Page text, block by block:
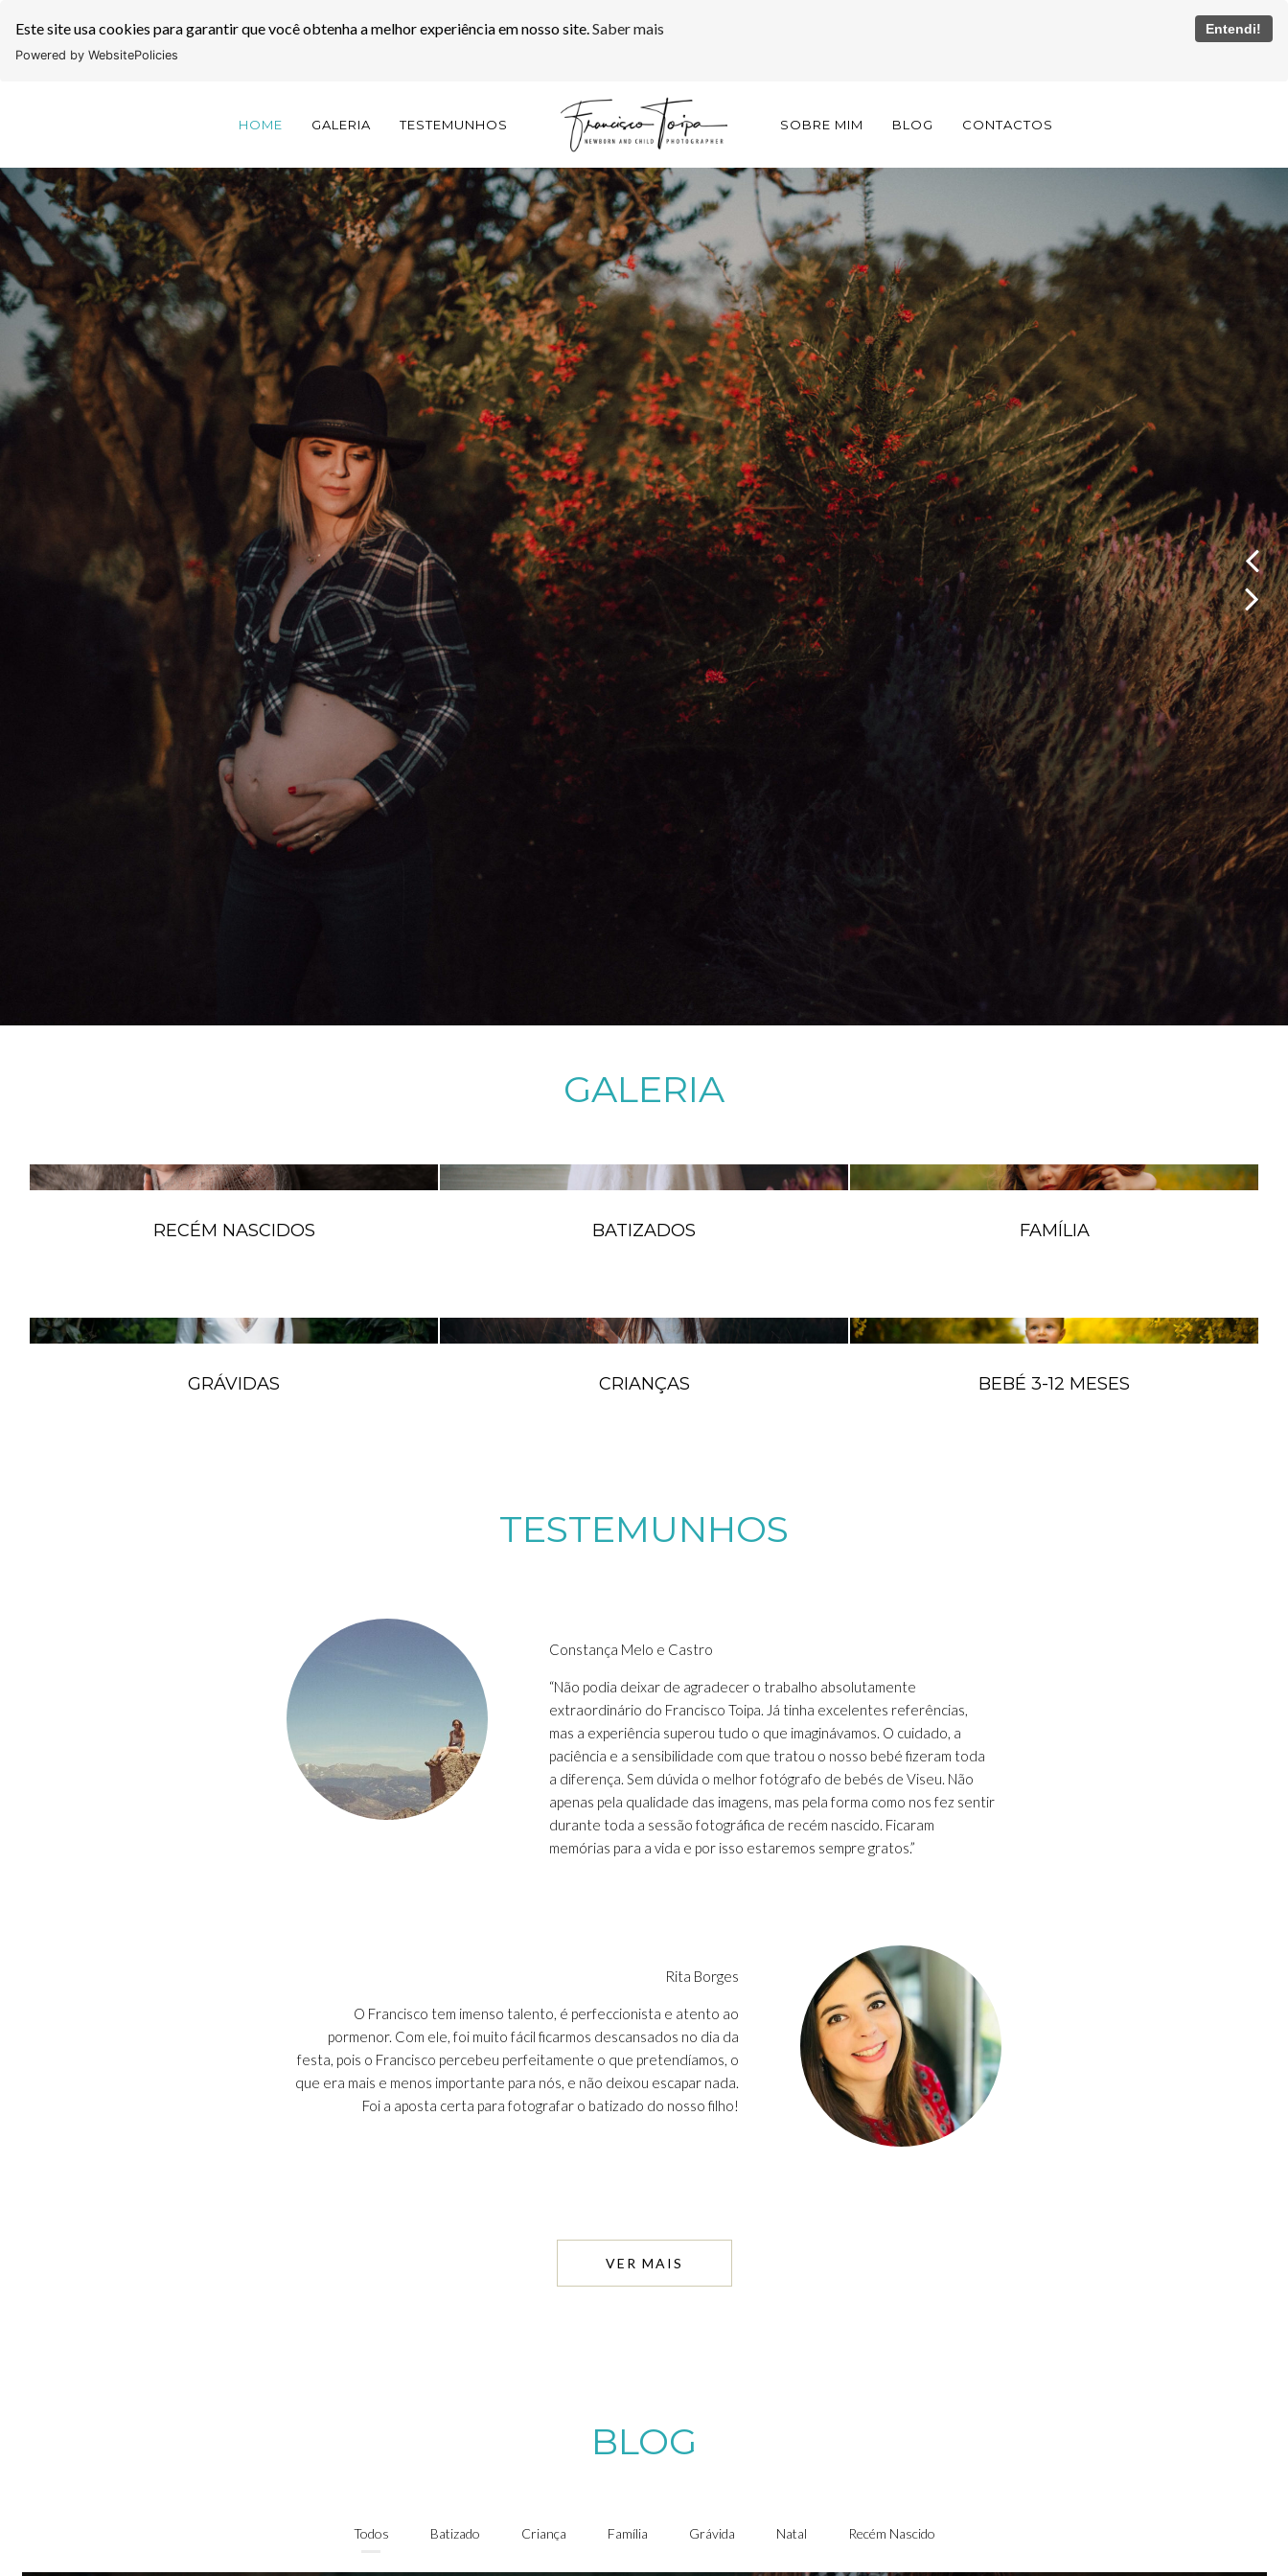
Este site usa cookies para garantir que você obtenha a melhor experiência em nosso site. Saber mais Entendi!
Powered by WebsitePolicies
HOME GALERIA TESTEMUNHOS SOBRE MIM BLOG CONTACTOS
GALERIA
RECÉM NASCIDOS BATIZADOS FAMÍLIA
GRÁVIDAS CRIANÇAS BEBÉ 3-12 MESES
TESTEMUNHOS
Constança Melo e Castro
“Não podia deixar de agradecer o trabalho absolutamente
extraordinário do Francisco Toipa. Já tinha excelentes referências,
mas a experiência superou tudo o que imaginávamos. O cuidado, a
paciência e a sensibilidade com que tratou o nosso bebé fizeram toda
a diferença. Sem dúvida o melhor fotógrafo de bebés de Viseu. Não
apenas pela qualidade das imagens, mas pela forma como nos fez sentir
durante toda a sessão fotográfica de recém nascido. Ficaram
memórias para a vida e por isso estaremos sempre gratos.”
Rita Borges
O Francisco tem imenso talento, é perfeccionista e atento ao
pormenor. Com ele, foi muito fácil ficarmos descansados no dia da
festa, pois o Francisco percebeu perfeitamente o que pretendíamos, o
que era mais e menos importante para nós, e não deixou escapar nada.
Foi a aposta certa para fotografar o batizado do nosso filho!
VER MAIS
BLOG
Todos Batizado Criança Família Grávida Natal Recém Nascido